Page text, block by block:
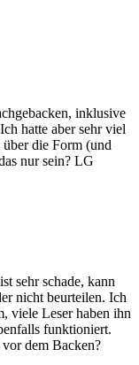
inklusive
hatte aber sehr viel
die Form (und
nur sein? LG
sehr schade, kann
nicht beurteilen. Ich
viele Leser haben ihn
funktioniert.
dem Backen?